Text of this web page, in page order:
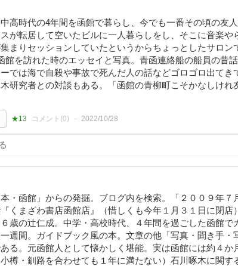
高時代の4年間を函館で暮らし、今でも一番その頃の友人
が転居して空いたビルに一人暮らしをし、そこに音楽や
まりセッションしていたというからちょっとしたサロン
館を訪れた時のエッセイと写真。青函連絡船の船員の昔
では海で自殺や事故で死んだ人の話などゴロゴロ出てき
研究者との対談もある。「函館の青柳町こそかなしけれ
★13 コメント(0) 2022/10/28
・函館」からの発掘。ブログ内を検索。「２００９年７
くまざわ書店函館店』（惜しくも今年１月３１日に閉店
歳の辻仁成。中学・高校時代、４年間を過ごした函館で
週間。ガイドブック風の本。文章の他「写真・聞き手・
る。元函館人として懐かしく堪能。実は函館には約４か
樽・釧路を合わせても１年に満たない）石川啄木に関す